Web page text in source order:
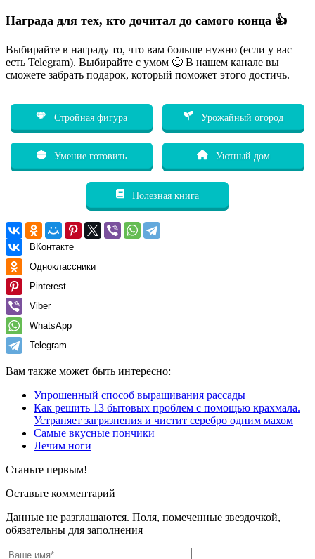
Награда для тех, кто дочитал до самого конца 👍
Выбирайте в награду то, что вам больше нужно (если у вас
есть Telegram). Выбирайте с умом 🙂 В нашем канале вы
сможете забрать подарок, который поможет этого достичь.
Стройная фигура Урожайный огород
Умение готовить Уютный дом
Полезная книга
ВКонтакте
Одноклассники
Pinterest
Viber
WhatsApp
Telegram
Вам также может быть интересно:
Упрошенный способ выращивания рассады
Как решить 13 бытовых проблем с помощью крахмала.
Устраняет загрязнения и чистит серебро одним махом
Самые вкусные пончики
Лечим ноги
Станьте первым!
Оставьте комментарий
Данные не разглашаются. Поля, помеченные звездочкой,
обязательны для заполнения